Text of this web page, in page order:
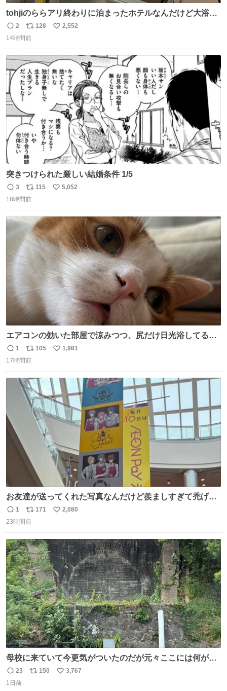
tohjiのららアリ終わりに泊まったホテルなんだけど大浴場
にアイス置いてあって バニラがこれだった 粋な計らいあり
がとう
返
信
2
リ
ポ
ト
数
128
い
数
2,552
14時間前
突きつけられた厳しい結婚条件 1/5
返
信
3
リ
ポ
ト
数
115
い
数
5,052
18時間前
エアコンの効いた部屋で涼みつつ、尻だけ日光浴してる猫
もはや貴族じゃん！
返
信
1
リ
ポ
ト
数
105
い
数
1,981
17時間前
お友達が送ってくれた写真なんだけど羨ましすぎて禿げそ
う
返
信
1
リ
ポ
ト
数
171
い
数
2,080
23時間前
母校に来ていて今更気がついたのだが元々ここには何があ
ったのだろう…？_:(´ཀ`」 ∠):
返
信
23
リ
150
い
3,767
1日前